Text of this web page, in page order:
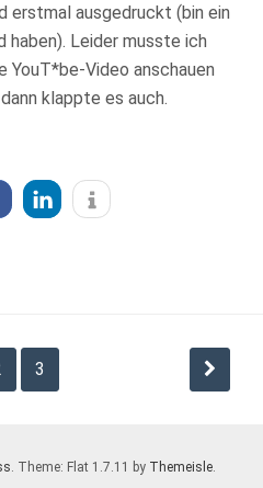
erstmal ausgedruckt (bin ein
haben). Leider musste ich
YouT*be-Video anschauen
klappte es auch.
3
. Theme: Flat 1.7.11 by Themeisle